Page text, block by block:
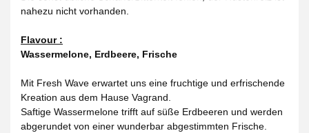
nahezu nicht vorhanden.
Flavour :
Wassermelone, Erdbeere, Frische
Mit Fresh Wave erwartet uns eine fruchtige und erfrischende
Kreation aus dem Hause Vagrand.
Saftige Wassermelone trifft auf süße Erdbeeren und werden
abgerundet von einer wunderbar abgestimmten Frische.